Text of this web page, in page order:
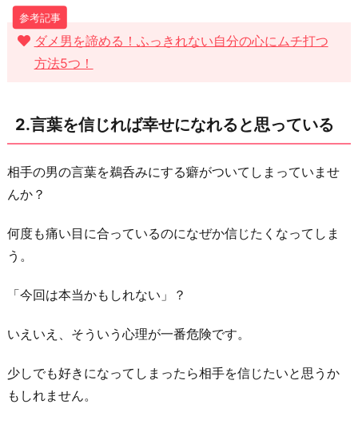
を
感
じ
る
て
っ
り
に
ち
た
ダメ男を諦める！ふっきれない自分の心にムチ打つ
方法5つ！
2.言葉を信じれば幸せになれると思っている
相手の男の言葉を鵜呑みにする癖がついてしまっていませ
んか？
何度も痛い目に合っているのになぜか信じたくなってしま
う。
「今回は本当かもしれない」？
いえいえ、そういう心理が一番危険です。
少しでも好きになってしまったら相手を信じたいと思うか
もしれません。